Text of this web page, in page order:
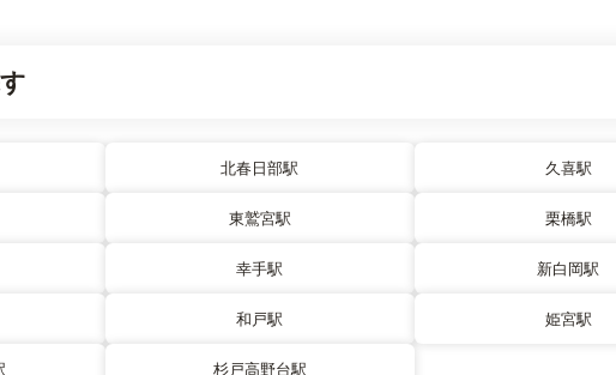
北春日部駅 久喜駅
東鷲宮駅 栗橋駅
幸手駅 新白岡駅
和戸駅 姫宮駅
杉戸高野台駅